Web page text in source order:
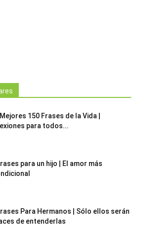
150 Frases de la Vida |
para todos...
para un hijo | El amor más
Para Hermanos | Sólo ellos serán
de entenderlas